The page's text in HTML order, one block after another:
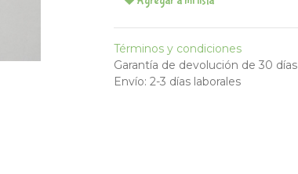
Términos y condiciones
Garantía de devolución de 30 días
Envío: 2-3 días laborales